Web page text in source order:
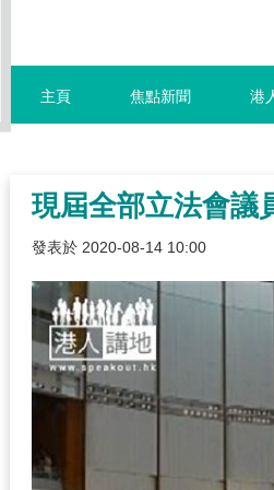
主頁 焦點新聞 港
現屆全部立法會議
發表於 2020-08-14 10:00